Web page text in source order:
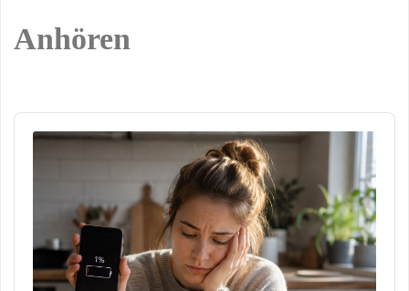
Anhören
Audio
Player